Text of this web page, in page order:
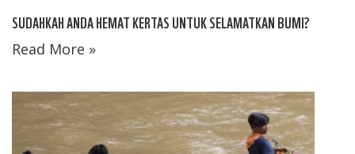
SUDAHKAH ANDA HEMAT KERTAS UNTUK SELAMATKAN BUMI?
Read More »